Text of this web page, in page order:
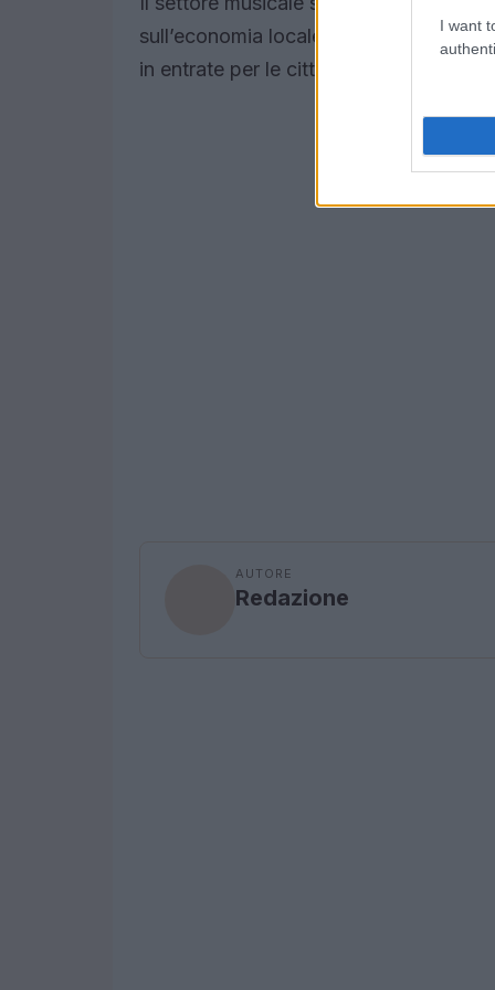
I want
sull’economia locale. Secondo un
in entrate per le città ospitanti, con un
AUTORE
Redazione